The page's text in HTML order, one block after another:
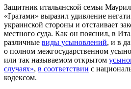
Защитник итальянской семьи
«Ґратами» выразил удивление
украинской стороны и отстаивает
местного суда. Как он пояснил, в
различные виды усыновлений, и в
о полном межгосударственном
или так называемом открытом
случаях», в соответствии с
кодексом.